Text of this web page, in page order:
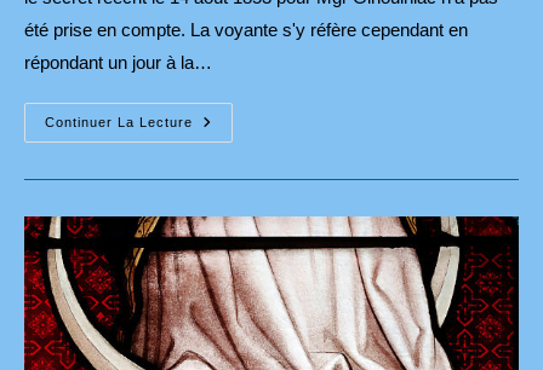
été prise en compte. La voyante s'y réfère cependant en
répondant un jour à la…
Continuer La Lecture
La
Salette
?